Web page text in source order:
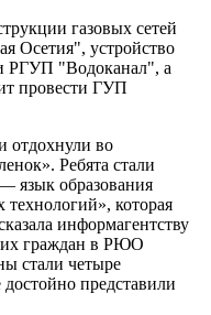
газовых сетей
Осетия", устройство
РГУП "Водоканал", а
провести ГУП
отдохнули во
Ребята стали
язык образования
технологий», которая
информагентству
граждан в РЮО
стали четыре
представили